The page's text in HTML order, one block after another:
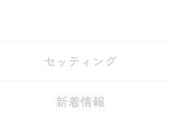
セッティング
新着情報